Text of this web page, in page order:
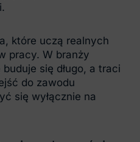
które uczą realnych
pracy. W branży
się długo, a traci
do zawodu
się wyłącznie na